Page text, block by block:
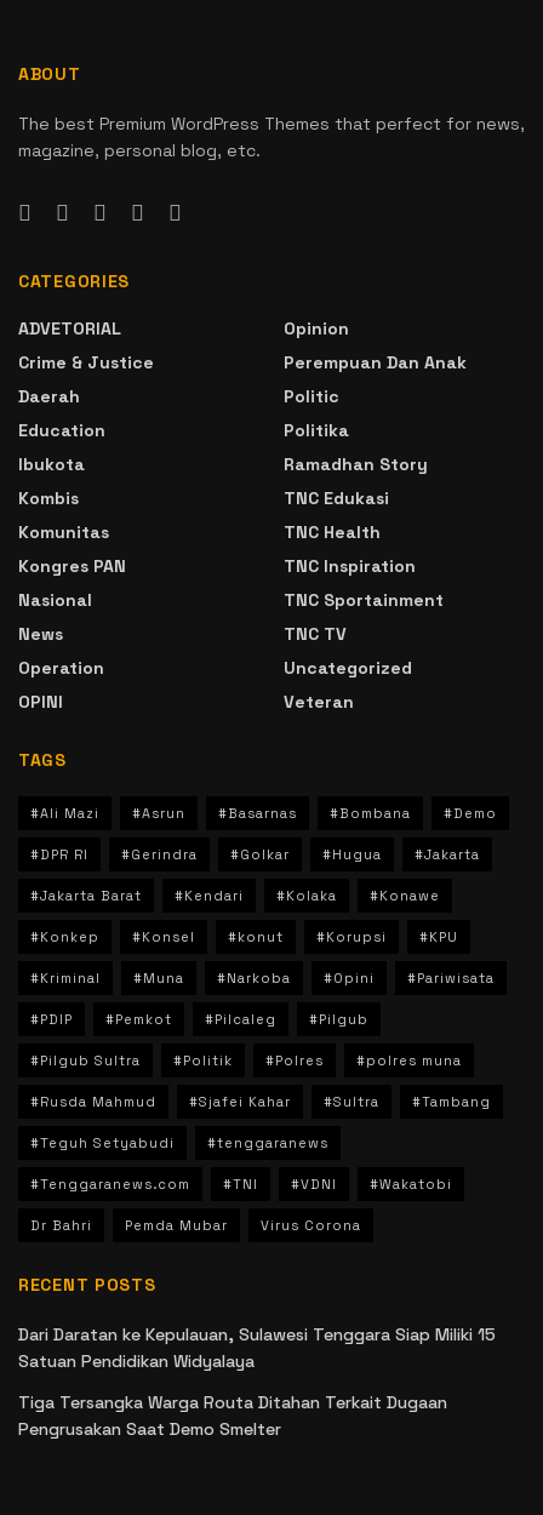
ABOUT
The best Premium WordPress Themes that perfect for news,
magazine, personal blog, etc.
CATEGORIES
ADVETORIAL
Crime & Justice
Daerah
Education
Ibukota
Kombis
Komunitas
Kongres PAN
Nasional
News
Operation
OPINI
Opinion
Perempuan Dan Anak
Politic
Politika
Ramadhan Story
TNC Edukasi
TNC Health
TNC Inspiration
TNC Sportainment
TNC TV
Uncategorized
Veteran
TAGS
#Ali Mazi #Asrun #Basarnas #Bombana #Demo
#DPR RI #Gerindra #Golkar #Hugua #Jakarta
#Jakarta Barat #Kendari #Kolaka #Konawe
#Konkep #Konsel #konut #Korupsi #KPU
#Kriminal #Muna #Narkoba #Opini #Pariwisata
#PDIP #Pemkot #Pilcaleg #Pilgub
#Pilgub Sultra #Politik #Polres #polres muna
#Rusda Mahmud #Sjafei Kahar #Sultra #Tambang
#Teguh Setyabudi #tenggaranews
#Tenggaranews.com #TNI #VDNI #Wakatobi
Dr Bahri Pemda Mubar Virus Corona
RECENT POSTS
Dari Daratan ke Kepulauan, Sulawesi Tenggara Siap Miliki 15
Satuan Pendidikan Widyalaya
Tiga Tersangka Warga Routa Ditahan Terkait Dugaan
Pengrusakan Saat Demo Smelter